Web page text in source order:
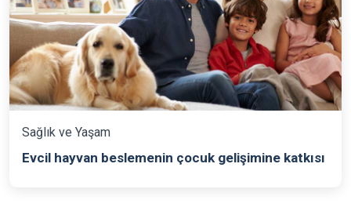
Sağlık ve Yaşam
Evcil hayvan beslemenin çocuk gelişimine katkısı